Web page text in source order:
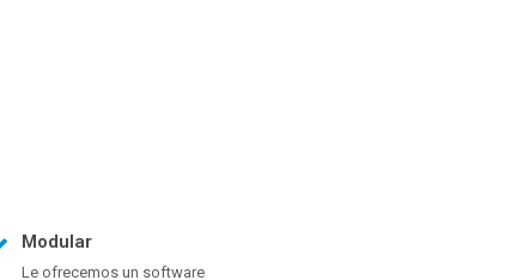
Modular
Le ofrecemos un software